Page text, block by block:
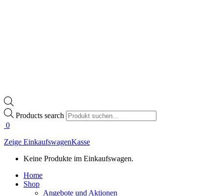
Products search
0
Zeige EinkaufswagenKasse
Keine Produkte im Einkaufswagen.
Home
Shop
Angebote und Aktionen